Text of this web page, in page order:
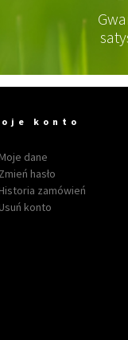
konto
Moje dane
Zmień hasło
Historia zamówień
Usuń konto